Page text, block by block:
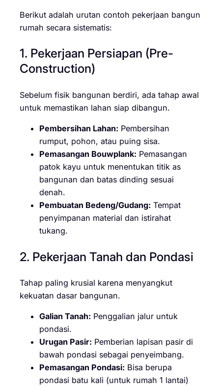
Berikut adalah urutan contoh pekerjaan bangun
rumah secara sistematis:
1. Pekerjaan Persiapan (Pre-
Construction)
Sebelum fisik bangunan berdiri, ada tahap awal
untuk memastikan lahan siap dibangun.
Pembersihan Lahan: Pembersihan
rumput, pohon, atau puing sisa.
Pemasangan Bouwplank: Pemasangan
patok kayu untuk menentukan titik as
bangunan dan batas dinding sesuai
denah.
Pembuatan Bedeng/Gudang: Tempat
penyimpanan material dan istirahat
tukang.
2. Pekerjaan Tanah dan Pondasi
Tahap paling krusial karena menyangkut
kekuatan dasar bangunan.
Galian Tanah: Penggalian jalur untuk
pondasi.
Urugan Pasir: Pemberian lapisan pasir di
bawah pondasi sebagai penyeimbang.
Pemasangan Pondasi: Bisa berupa
pondasi batu kali (untuk rumah 1 lantai)